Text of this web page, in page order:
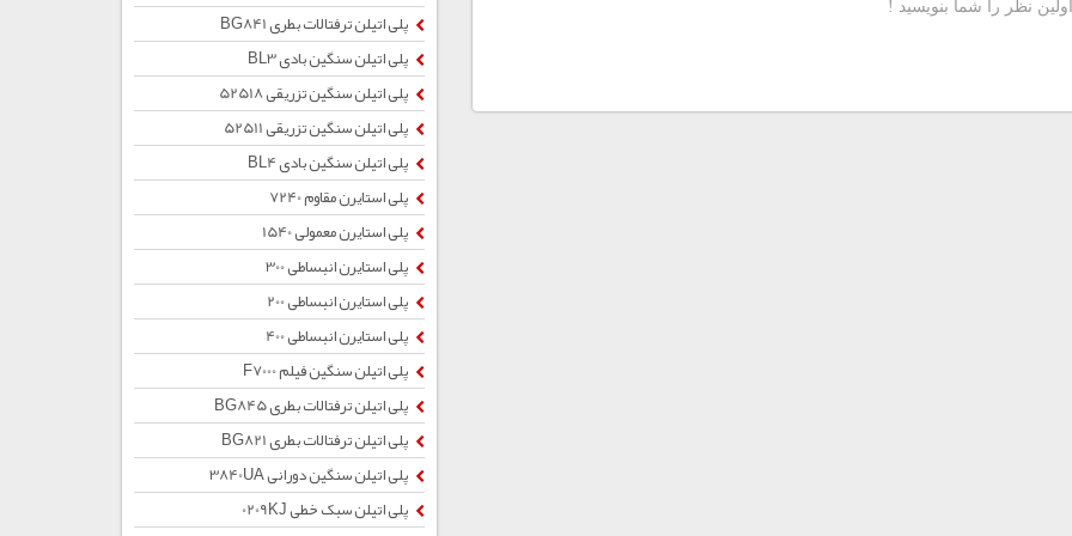
پلی اتیلن ترفتالات بطری BG841
پلی اتیلن سنگین بادی BL3
پلی اتیلن سنگین تزریقی 52518
پلی اتیلن سنگین تزریقی 52511
پلی اتیلن سنگین بادی BL4
پلی استایرن مقاوم 7240
پلی استایرن معمولی 1540
پلی استایرن انبساطی 300
پلی استایرن انبساطی 200
پلی استایرن انبساطی 400
پلی اتیلن سنگین فیلم F7000
پلی اتیلن ترفتالات بطری BG845
پلی اتیلن ترفتالات بطری BG821
پلی اتیلن سنگین دورانی 3840UA
پلی اتیلن سبک خطی 0209KJ